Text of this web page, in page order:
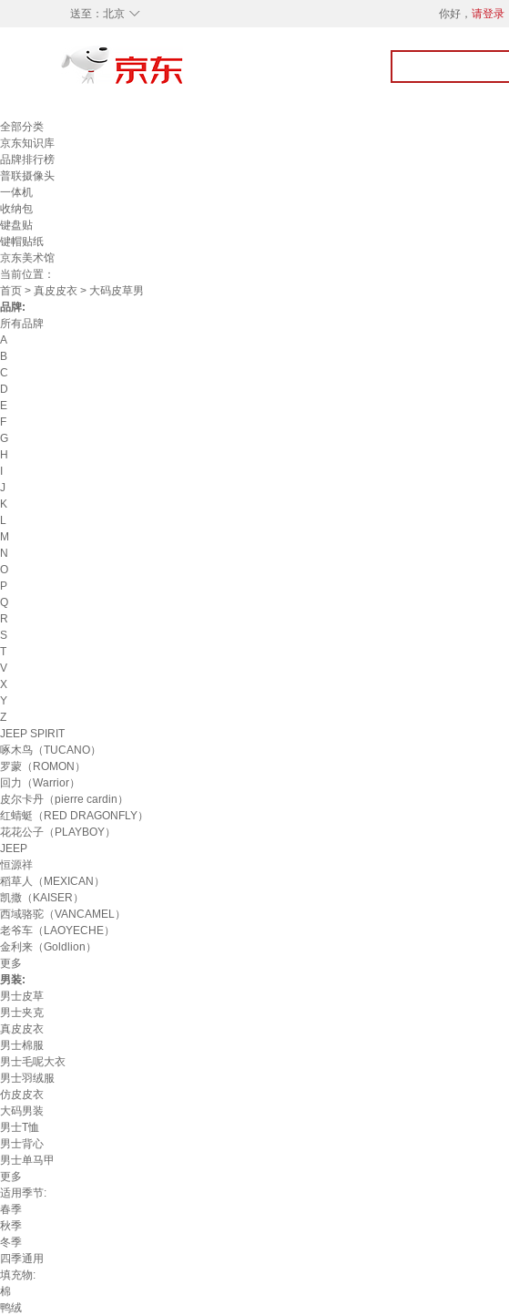
◇
送至： 北京 你好， 请登录
全部分类
京东知识库
品牌排行榜
普联摄像头
一体机
收纳包
键盘贴
键帽贴纸
京东美术馆
当前位置：
首页 > 真皮皮衣 > 大码皮草男
品牌:
所有品牌
A
B
C
D
E
F
G
H
J
K
L
M
N
O
P
Q
R
S
T
V
X
Y
Z
JEEP SPIRIT
啄木鸟（TUCANO）
罗蒙（ROMON）
回力（Warrior）
皮尔卡丹（pierre cardin）
红蜻蜓（RED DRAGONFLY）
花花公子（PLAYBOY）
JEEP
恒源祥
稻草人（MEXICAN）
凯撒（KAISER）
西域骆驼（VANCAMEL）
老爷车（LAOYECHE）
金利来（Goldlion）
更多
男装:
男士皮草
男士夹克
真皮皮衣
男士棉服
男士毛呢大衣
男士羽绒服
仿皮皮衣
大码男装
男士T恤
男士背心
男士单马甲
更多
适用季节:
春季
秋季
冬季
四季通用
填充物:
棉
鸭绒